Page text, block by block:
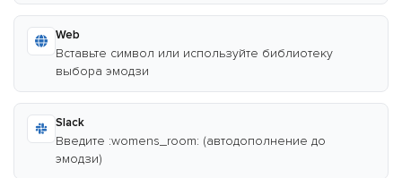
Web
Вставьте символ или используйте библиотеку
выбора эмодзи
Slack
Введите :womens_room: (автодополнение до
эмодзи)